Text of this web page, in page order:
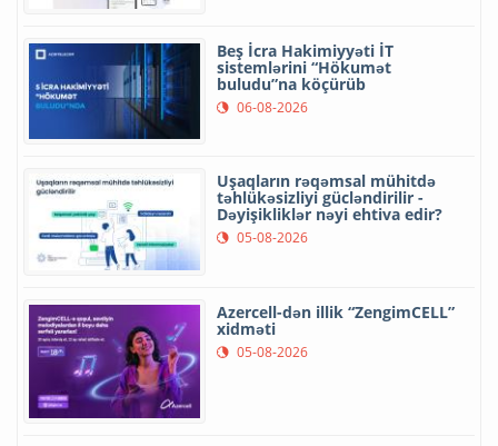
Beş İcra Hakimiyyəti İT
sistemlərini “Hökumət
buludu”na köçürüb
06-08-2026
Uşaqların rəqəmsal mühitdə
təhlükəsizliyi gücləndirilir -
Dəyişikliklər nəyi ehtiva edir?
05-08-2026
Azercell-dən illik “ZengimCELL”
xidməti
05-08-2026